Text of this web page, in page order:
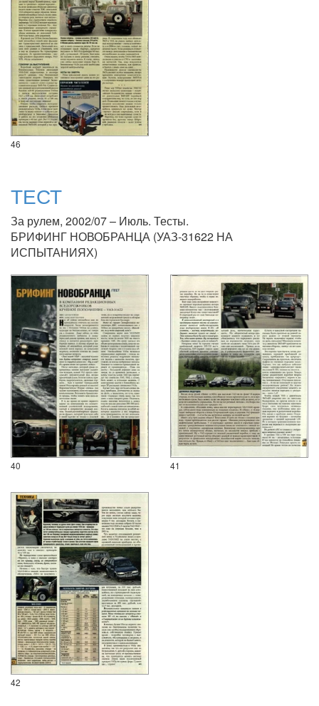
46
ТЕСТ
За рулем, 2002/07 – Июль. Тесты.
БРИФИНГ НОВОБРАНЦА (УАЗ-31622 НА
ИСПЫТАНИЯХ)
40 41
42